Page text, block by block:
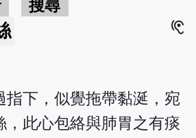
搜尋
hearing
指下，似覺拖帶黏涎，宛
，此心包絡與肺胃之有痰